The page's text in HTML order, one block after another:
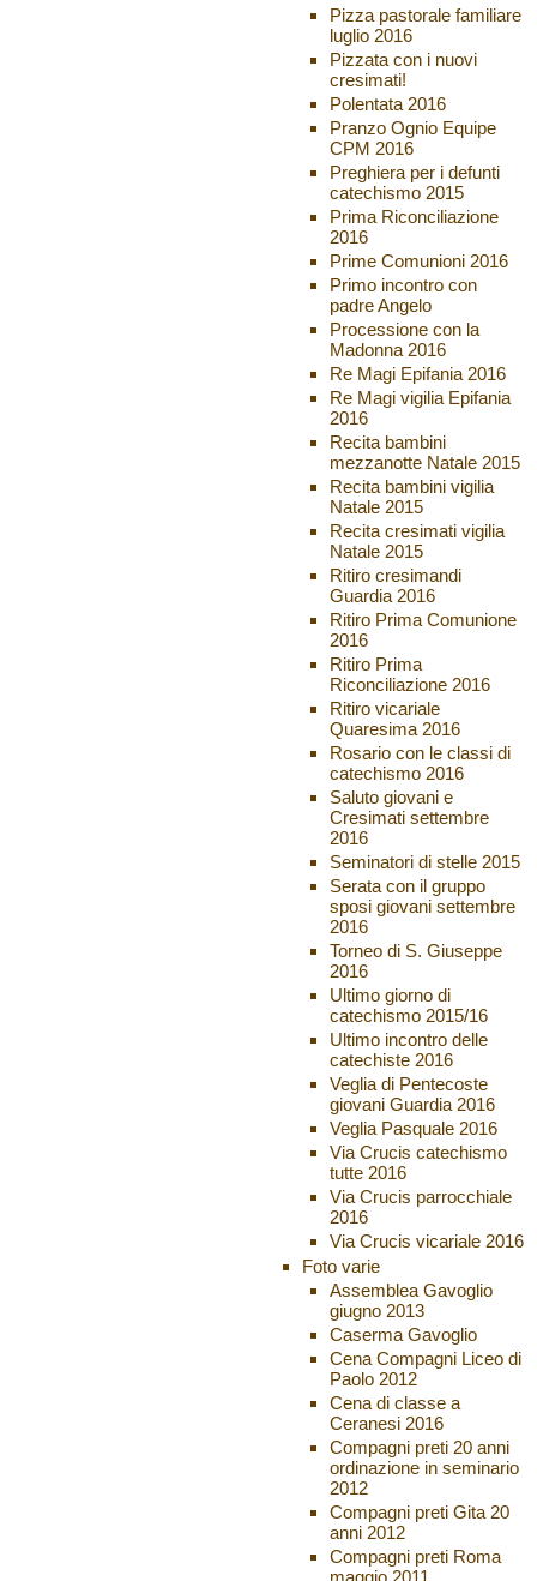
Pizza pastorale familiare
luglio 2016
Pizzata con i nuovi
cresimati!
Polentata 2016
Pranzo Ognio Equipe
CPM 2016
Preghiera per i defunti
catechismo 2015
Prima Riconciliazione
2016
Prime Comunioni 2016
Primo incontro con
padre Angelo
Processione con la
Madonna 2016
Re Magi Epifania 2016
Re Magi vigilia Epifania
2016
Recita bambini
mezzanotte Natale 2015
Recita bambini vigilia
Natale 2015
Recita cresimati vigilia
Natale 2015
Ritiro cresimandi
Guardia 2016
Ritiro Prima Comunione
2016
Ritiro Prima
Riconciliazione 2016
Ritiro vicariale
Quaresima 2016
Rosario con le classi di
catechismo 2016
Saluto giovani e
Cresimati settembre
2016
Seminatori di stelle 2015
Serata con il gruppo
sposi giovani settembre
2016
Torneo di S. Giuseppe
2016
Ultimo giorno di
catechismo 2015/16
Ultimo incontro delle
catechiste 2016
Veglia di Pentecoste
giovani Guardia 2016
Veglia Pasquale 2016
Via Crucis catechismo
tutte 2016
Via Crucis parrocchiale
2016
Via Crucis vicariale 2016
Foto varie
Assemblea Gavoglio
giugno 2013
Caserma Gavoglio
Cena Compagni Liceo di
Paolo 2012
Cena di classe a
Ceranesi 2016
Compagni preti 20 anni
ordinazione in seminario
2012
Compagni preti Gita 20
anni 2012
Compagni preti Roma
maggio 2011